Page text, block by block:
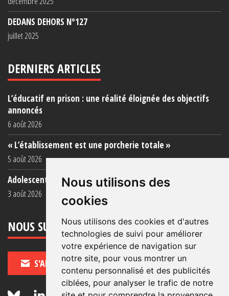
Nous utilisons des
cookies
Nous utilisons des cookies et d'autres
technologies de suivi pour améliorer
votre expérience de navigation sur
notre site, pour vous montrer un
contenu personnalisé et des publicités
ciblées, pour analyser le trafic de notre
DEDANS DEHORS N°127
juillet 2025
DERNIERS ARTICLES
L’éducatif en prison : une réalité éloignée des objectifs
annoncés
6 août 2026
« L’établissement est une porcherie totale »
5 août 2026
Adolescent·es incarcéré·es : une faillite collective
3 août 2026
NOUS SUIVRE
S'ABONNER